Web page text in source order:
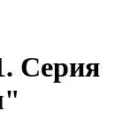
Серия